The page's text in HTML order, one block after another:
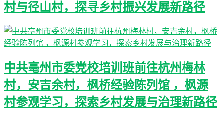
村与径山村，探寻乡村振兴发展新路径
中共亳州市委党校培训班前往杭州梅林
村，安吉余村，枫桥经验陈列馆 ，枫源
村参观学习，探索乡村发展与治理新路径